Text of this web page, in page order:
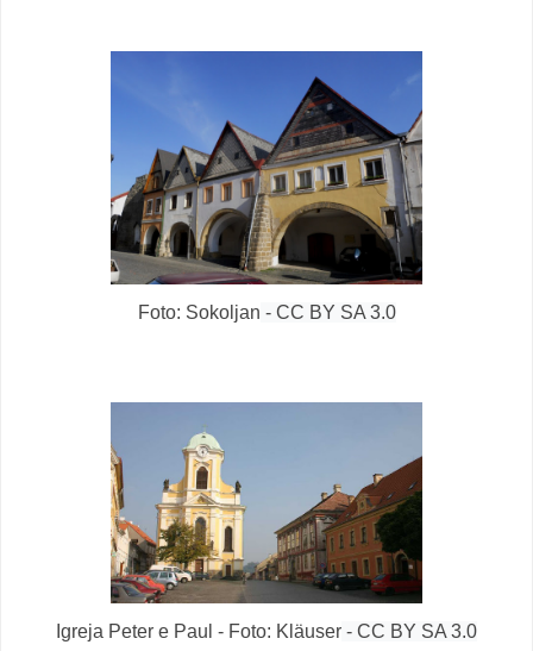
Foto: Sokoljan - CC BY SA 3.0
Igreja Peter e Paul - Foto: Kläuser - CC BY SA 3.0